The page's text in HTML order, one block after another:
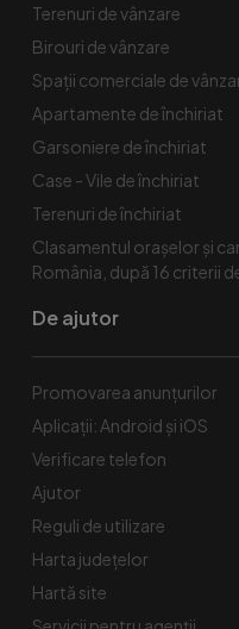
Terenuri de vânzare
Birouri de vânzare
Spaţii comerciale de
Apartamente de închiriat
Garsoniere de închiriat
Case - Vile de închiriat
Terenuri de închiriat
Clasamentul orașelor și
România, după 16 criterii
De ajutor
Promovarea anunțurilor
Aplicații: Android și iOS
Verificare telefon
Ajutor
Reguli de utilizare
Harta județelor
Hartă site